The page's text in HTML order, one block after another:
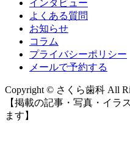
インタビュー
よくある質問
お知らせ
コラム
プライバシーポリシー
メールで予約する
Copyright © さくら歯科 All
【掲載の記事・写真・イラ
ます】